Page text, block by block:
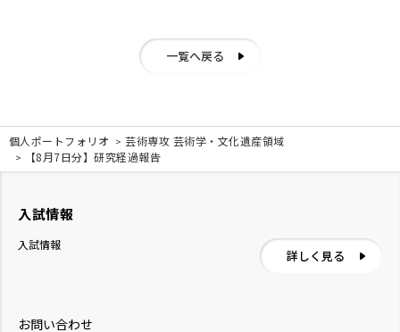
一覧へ戻る
個人ポートフォリオ
芸術専攻 芸術学・文化遺産領域
【8月7日分】研究経過報告
お問い合わせ
入試情報
入試情報
詳しく見る